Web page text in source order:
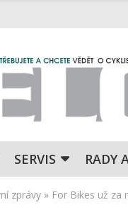
SERVIS RADY
zprávy » For Bikes už za